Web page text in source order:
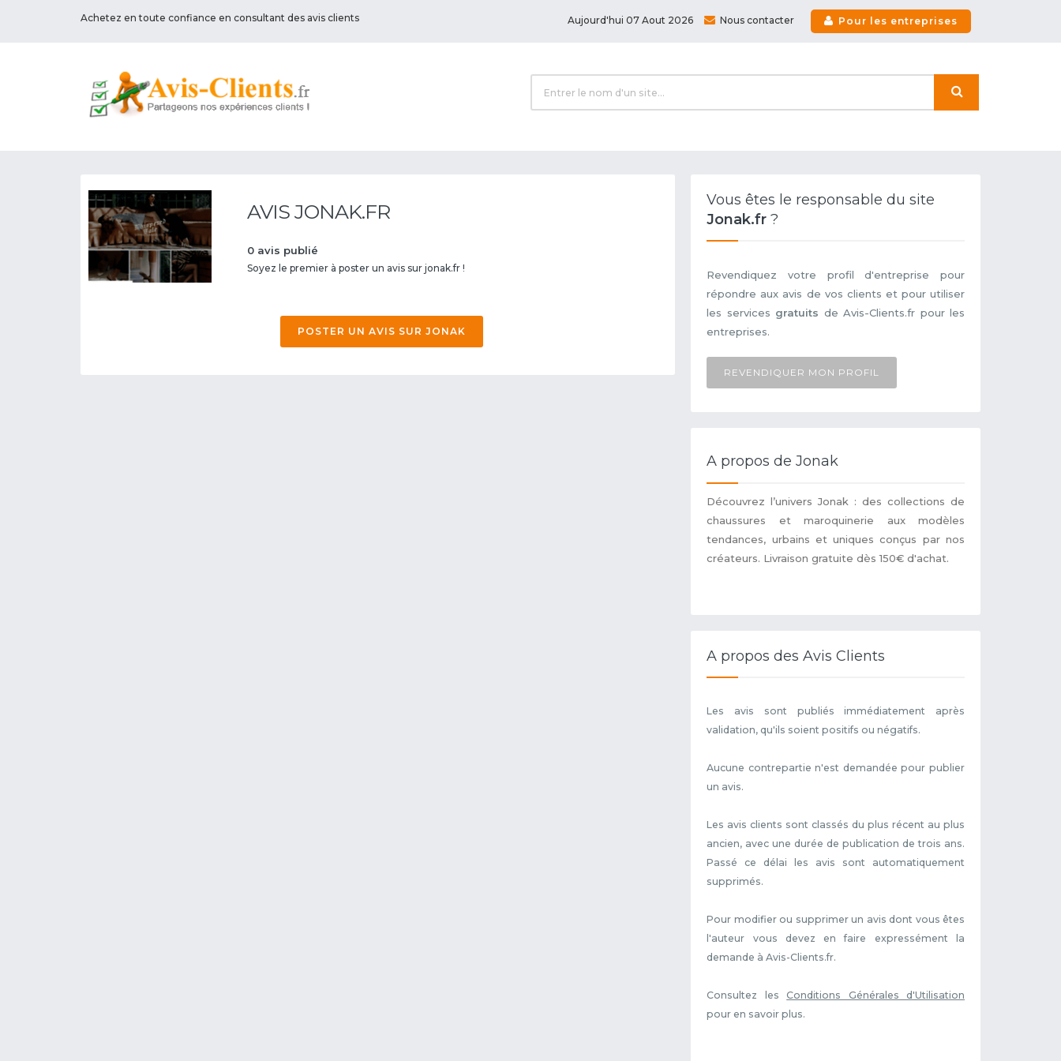
Achetez en toute confiance en consultant des avis clients Aujourd'hui 07 Aout 2026 Nous contacter Pour les entreprises
AVIS JONAK.FR
0 avis publié
Soyez le premier à poster un avis sur jonak.fr !
POSTER UN AVIS SUR JONAK
Vous êtes le responsable du site
Jonak.fr ?
Revendiquez votre profil d'entreprise pour
répondre aux avis de vos clients et pour utiliser
les services gratuits de Avis-Clients.fr pour les
entreprises.
REVENDIQUER MON PROFIL
A propos de Jonak
Découvrez l’univers Jonak : des collections de
chaussures et maroquinerie aux modèles
tendances, urbains et uniques conçus par nos
créateurs. Livraison gratuite dès 150€ d'achat.
A propos des Avis Clients
Les avis sont publiés immédiatement après
validation, qu'ils soient positifs ou négatifs.
Aucune contrepartie n'est demandée pour publier
un avis.
Les avis clients sont classés du plus récent au plus
ancien, avec une durée de publication de trois ans.
Passé ce délai les avis sont automatiquement
supprimés.
Pour modifier ou supprimer un avis dont vous êtes
l'auteur vous devez en faire expressément la
demande à Avis-Clients.fr.
Consultez lesConditions Générales d'Utilisation
pour en savoir plus.